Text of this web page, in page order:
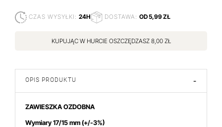
CZAS WYSYŁKI: 24H DOSTAWA: OD 5,99 ZŁ
KUPUJĄC W HURCIE OSZCZĘDZASZ 8,00 ZŁ
OPIS PRODUKTU -
ZAWIESZKA OZDOBNA
Wymiary 17/15 mm (+/-3%)